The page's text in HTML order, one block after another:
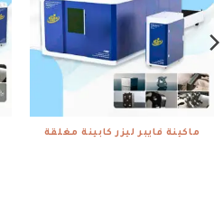
ماكينة فايبر ليزر كابينة مغلقة